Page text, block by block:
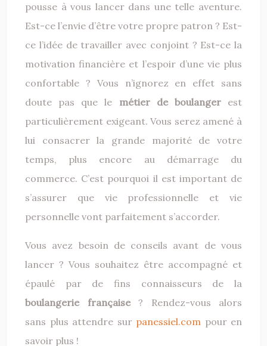
pousse à vous lancer dans une telle aventure.
Est-ce l’envie d’être votre propre patron ? Est-
ce l’idée de travailler avec conjoint ? Est-ce la
motivation financière et l’espoir d’une vie plus
confortable ? Vous n’ignorez en effet sans
doute pas que le métier de boulangerest
particulièrement exigeant. Vous serez amené à
lui consacrer la grande majorité de votre
temps, plus encore au démarrage du
commerce. C’est pourquoi il est important de
s’assurer que vie professionnelle et vie
personnelle vont parfaitement s’accorder.
Vous avez besoin de conseils avant de vous
lancer ? Vous souhaitez être accompagné et
épaulé par de fins connaisseurs de la
boulangerie française? Rendez-vous alors
sans plus attendre sur panessiel.com pour en
savoir plus !